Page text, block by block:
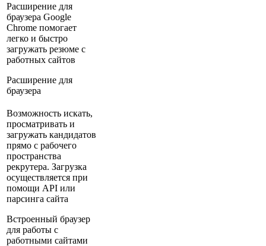
Расширение для
браузера Google
Chrome помогает
легко и быстро
загружать резюме с
работных сайтов
Расширение для
браузера
Возможность искать,
просматривать и
загружать кандидатов
прямо с рабочего
пространства
рекрутера. Загрузка
осуществляется при
помощи API или
парсинга сайта
Встроенный браузер
для работы с
работными сайтами